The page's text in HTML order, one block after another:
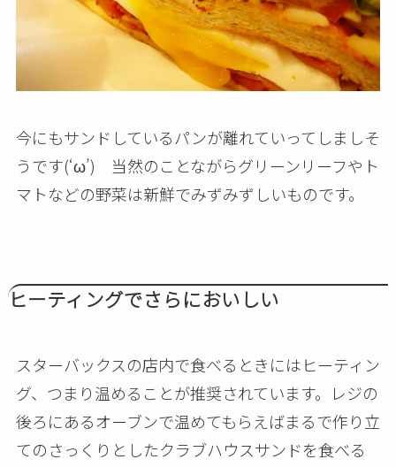
今にもサンドしているパンが離れていってしましそ
うです(‘ω’) 当然のことながらグリーンリーフやト
マトなどの野菜は新鮮でみずみずしいものです。
ヒーティングでさらにおいしい
スターバックスの店内で食べるときにはヒーティン
グ、つまり温めることが推奨されています。レジの
後ろにあるオーブンで温めてもらえばまるで作り立
てのさっくりとしたクラブハウスサンドを食べる